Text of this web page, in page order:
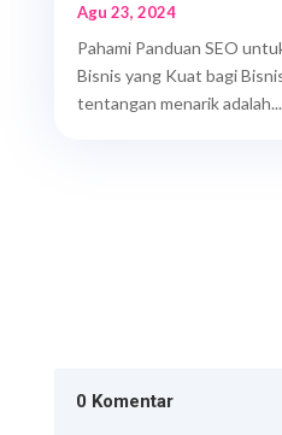
Agu 23, 2024
Pahami Panduan SEO
Bisnis yang Kuat bagi
tentangan menarik adalah...
0 Komentar